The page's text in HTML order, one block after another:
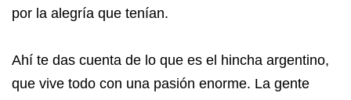
por la alegría que tenían.
Ahí te das cuenta de lo que es el hincha argentino,
que vive todo con una pasión enorme. La gente